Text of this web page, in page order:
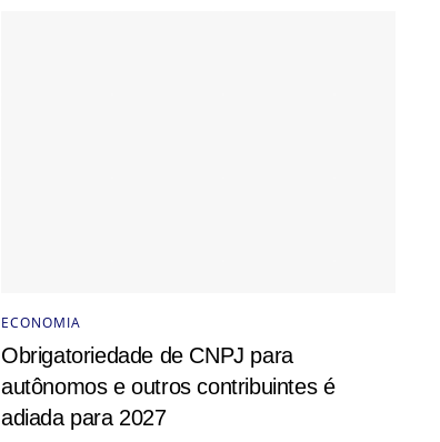
ECONOMIA
Obrigatoriedade de CNPJ para
autônomos e outros contribuintes é
adiada para 2027